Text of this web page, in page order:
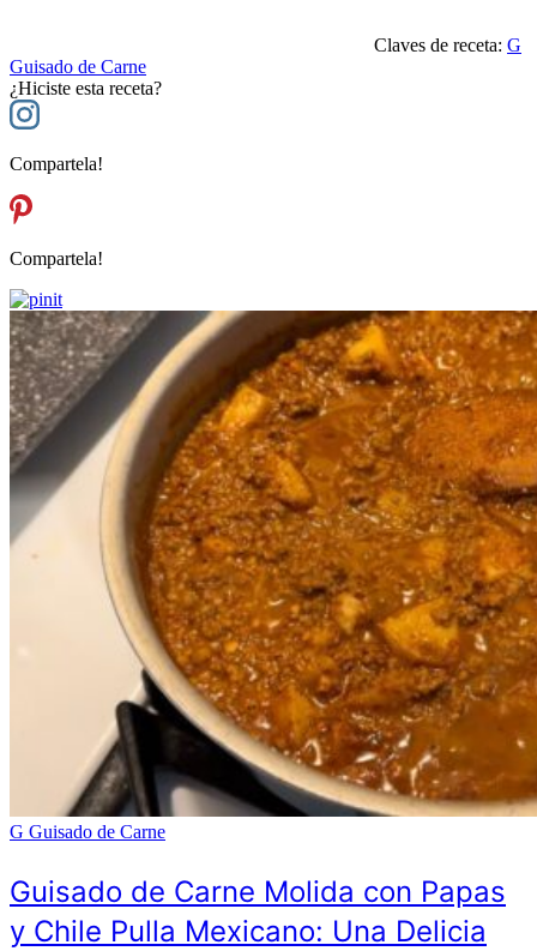
Claves de receta: G
Guisado de Carne
¿Hiciste esta receta?
Compartela!
Compartela!
G Guisado de Carne
Guisado de Carne Molida con Papas
y Chile Pulla Mexicano: Una Delicia